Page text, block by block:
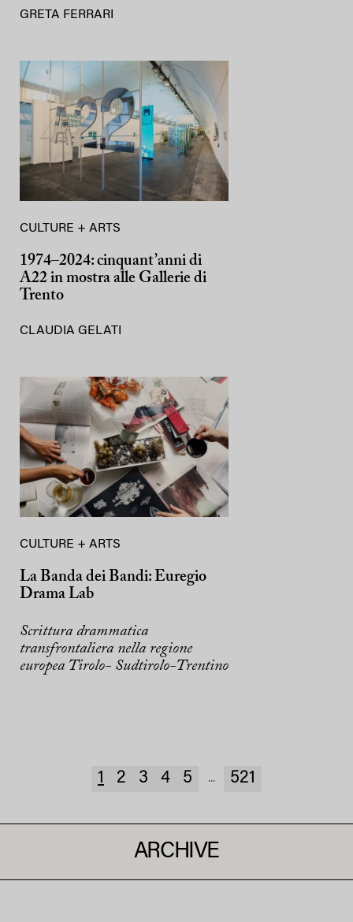
GRETA FERRARI
CULTURE + ARTS
1974–2024: cinquant’anni di
A22 in mostra alle Gallerie di
Trento
CLAUDIA GELATI
CULTURE + ARTS
La Banda dei Bandi: Euregio
Drama Lab
Scrittura drammatica
transfrontaliera nella regione
europea Tirolo- Sudtirolo-Trentino
1 2 3 4 5 ... 521
ARCHIVE